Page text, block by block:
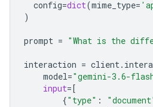
config=dict(mime_type=
)
prompt = "What is the
interaction = client.
model="gemini-3.6-
input=[
{"type" :